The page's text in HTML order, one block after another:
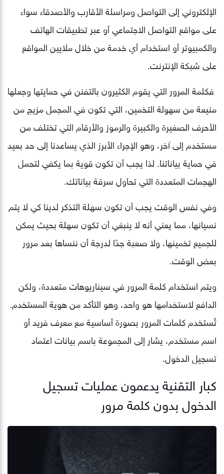
الإلكتروني إلى التواصل ومراسلة الأقارب والأصدقاء سواء
على مواقع التواصل الاجتماعي أو عبر تطبيقات الهاتف
والكمبيوتر أو استخدام أي خدمة من خلال ملايين المواقع
على شبكة الإنترنت.
فكلمة المرور التي يقوم الكثيرون بالتفنن في حمايتها وجعلها
منيعة من سهولة التخمين، التي تكون في المجمل مزيج من
الأحرف الصغيرة والكبيرة والرموز والأرقام التي تختلف من
مستخدم إلى آخر، وهو الإجراء الأبرز الذي يساعدنا إلى حد بعيد
في حماية بياناتنا. لذا يجب أن تكون قوية بما يكفي لتحمل
الهجمات المتعددة التي تحاول سرقة بياناتك.
وفي نفس الوقت يجب أن تكون سهلة التذكر لدينا كي لا يتم
نسيانها، مما يعني أنه لا ينبغي أن تكون سهلة بحيث يمكن
للجميع تخمينها، ولا صعبة جدًا لدرجة أن ننساها بعد مرور
بعض الوقت.
ويتم استخدام كلمة المرور في سيناريوهات متعددة، ولكن
الدافع لاستخدامها هو واحد، وهو التأكد من هوية المستخدم.
تُستخدم كلمات المرور بصورة أساسية مع معرف فريد أو
اسم مستخدم، يشار إلى المجموعة باسم بيانات اعتماد
تسجيل الدخول.
كبار التقنية يدعمون عمليات تسجيل
الدخول بدون كلمة مرور